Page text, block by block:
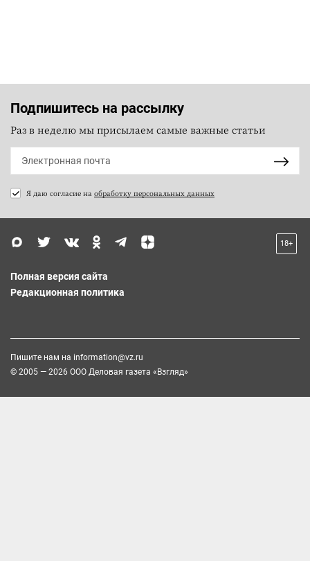
Подпишитесь на рассылку
Раз в неделю мы присылаем самые важные статьи
Я даю согласие на обработку персональных данных
18+
Полная версия сайта
Редакционная политика
Пишите нам на information@vz.ru
© 2005 — 2026 ООО Деловая газета «Взгляд»